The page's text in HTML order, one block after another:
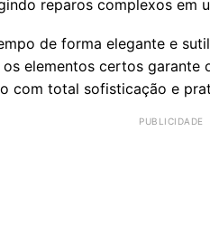
reparos complexos em
de forma elegante e
elementos certos garante
com total sofisticação e